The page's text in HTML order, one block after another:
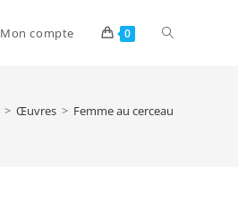
Mon compte 0
> Œuvres > Femme au cerceau